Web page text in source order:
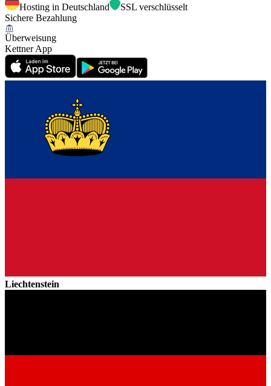
Hosting in Deutschland
SSL verschlüsselt
Sichere Bezahlung
Überweisung
Kettner App
Liechtenstein